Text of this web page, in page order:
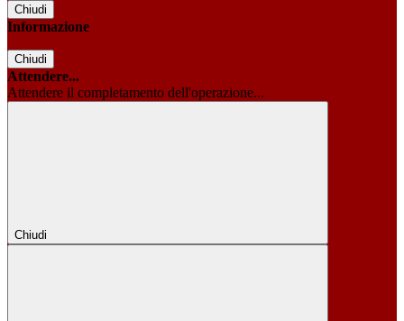
Chiudi
Informazione
Chiudi
Attendere...
Attendere il completamento dell'operazione...
Chiudi